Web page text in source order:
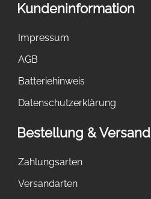
Kundeninformation
Impressum
AGB
Batteriehinweis
Datenschutzerklärung
Bestellung & Versand
Zahlungsarten
Versandarten